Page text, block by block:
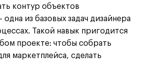
контур объектов
из базовых задач дизайнера
Такой навык пригодится
проекте: чтобы собрать
маркетплейса, сделать